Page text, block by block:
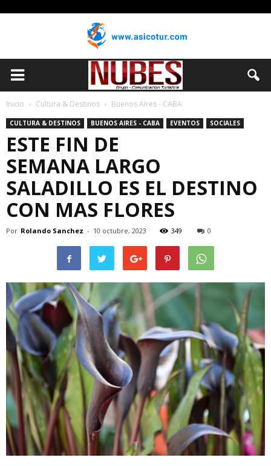
Inicio Cultura & Destinos Buenos Aires - CABA
CULTURA & DESTINOS BUENOS AIRES - CABA EVENTOS SOCIALES
ESTE FIN DE
SEMANA LARGO
SALADILLO ES EL DESTINO
CON MAS FLORES
Por Rolando Sanchez - 10 octubre, 2023 349 0